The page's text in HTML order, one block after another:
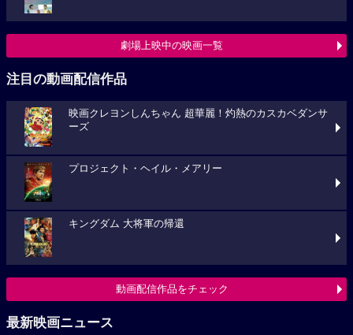
劇場上映中の映画一覧
注目の動画配信作品
映画クレヨンしんちゃん 超華麗！灼熱のカスカベダンサ
ーズ
プロジェクト・ヘイル・メアリー
キングダム 大将軍の帰還
動画配信作品をチェック
最新映画ニュース